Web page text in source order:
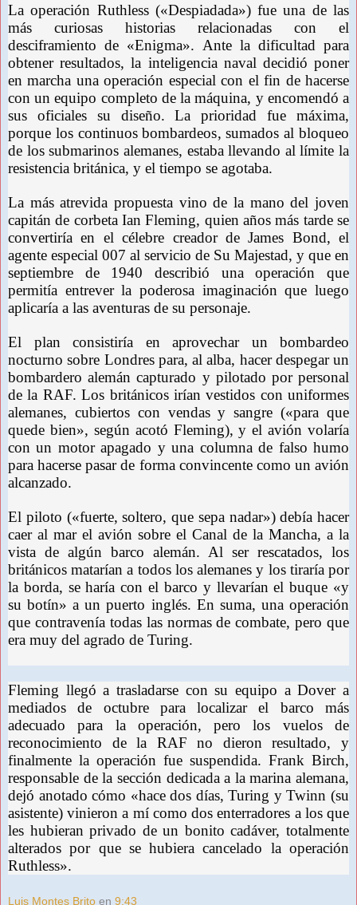
La operación Ruthless («Despiadada») fue una de las
más curiosas historias relacionadas con el
desciframiento de «Enigma». Ante la dificultad para
obtener resultados, la inteligencia naval decidió poner
en marcha una operación especial con el fin de hacerse
con un equipo completo de la máquina, y encomendó a
sus oficiales su diseño. La prioridad fue máxima,
porque los continuos bombardeos, sumados al bloqueo
de los submarinos alemanes, estaba llevando al límite la
resistencia británica, y el tiempo se agotaba.
La más atrevida propuesta vino de la mano del joven
capitán de corbeta Ian Fleming, quien años más tarde se
convertiría en el célebre creador de James Bond, el
agente especial 007 al servicio de Su Majestad, y que en
septiembre de 1940 describió una operación que
permitía entrever la poderosa imaginación que luego
aplicaría a las aventuras de su personaje.
El plan consistiría en aprovechar un bombardeo
nocturno sobre Londres para, al alba, hacer despegar un
bombardero alemán capturado y pilotado por personal
de la RAF. Los británicos irían vestidos con uniformes
alemanes, cubiertos con vendas y sangre («para que
quede bien», según acotó Fleming), y el avión volaría
con un motor apagado y una columna de falso humo
para hacerse pasar de forma convincente como un avión
alcanzado.
El piloto («fuerte, soltero, que sepa nadar») debía hacer
caer al mar el avión sobre el Canal de la Mancha, a la
vista de algún barco alemán. Al ser rescatados, los
británicos matarían a todos los alemanes y los tiraría por
la borda, se haría con el barco y llevarían el buque «y
su botín» a un puerto inglés. En suma, una operación
que contravenía todas las normas de combate, pero que
era muy del agrado de Turing.
Fleming llegó a trasladarse con su equipo a Dover a
mediados de octubre para localizar el barco más
adecuado para la operación, pero los vuelos de
reconocimiento de la RAF no dieron resultado, y
finalmente la operación fue suspendida. Frank Birch,
responsable de la sección dedicada a la marina alemana,
dejó anotado cómo «hace dos días, Turing y Twinn (su
asistente) vinieron a mí como dos enterradores a los que
les hubieran privado de un bonito cadáver, totalmente
alterados por que se hubiera cancelado la operación
Ruthless».
Luis Montes Brito en 9:43